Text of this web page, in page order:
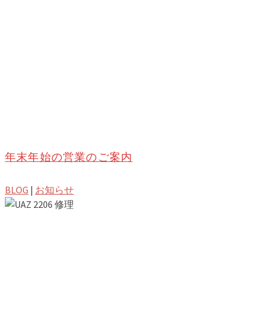
年末年始の営業のご案内
BLOG | お知らせ